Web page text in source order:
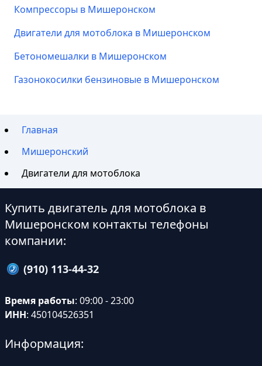
Компрессоры в Мишеронском
Двигатели для мотоблока в Мишеронском
Бетономешалки в Мишеронском
Газонокосилки бензиновые в Мишеронском
Главная
Мишеронский
Двигатели для мотоблока
Купить двигатель для мотоблока в
Мишеронском контакты телефоны
компании:
(910) 113-44-32
Время работы: 09:00 - 23:00
ИНН: 450104526351
Информация: